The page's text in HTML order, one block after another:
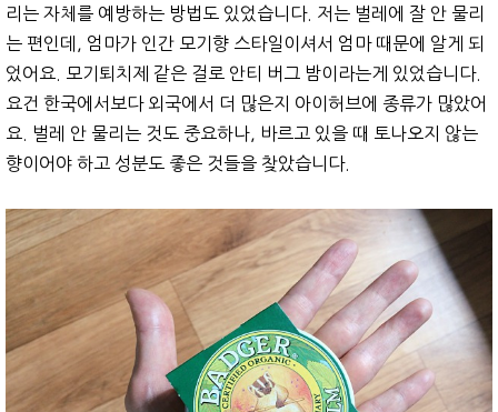
리는 자체를 예방하는 방법도 있었습니다. 저는 벌레에 잘 안 물리
는 편인데, 엄마가 인간 모기향 스타일이셔서 엄마 때문에 알게 되
었어요. 모기퇴치제 같은 걸로 안티 버그 밤이라는게 있었습니다.
요건 한국에서보다 외국에서 더 많은지 아이허브에 종류가 많았어
요. 벌레 안 물리는 것도 중요하나, 바르고 있을 때 토나오지 않는
향이어야 하고 성분도 좋은 것들을 찾았습니다.